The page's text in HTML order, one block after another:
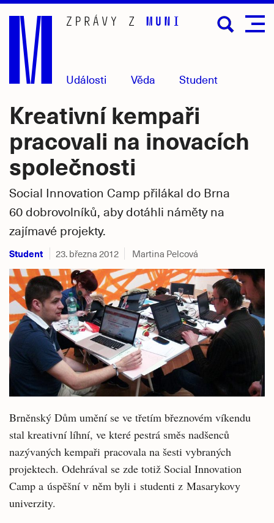
Přejít
hlavní
obsah
Události Věda Student
Kreativní kempaři
pracovali na inovacích
společnosti
Social Innovation Camp přilákal do Brna
60 dobrovolníků, aby dotáhli náměty na
zajímavé projekty.
Student 23. března 2012 Martina Pelcová
Brněnský Dům umění se ve třetím březnovém víkendu
stal kreativní líhní, ve které pestrá směs nadšenců
nazývaných kempaři pracovala na šesti vybraných
projektech. Odehrával se zde totiž Social Innovation
Camp a úspěšní v něm byli i studenti z Masarykovy
univerzity.